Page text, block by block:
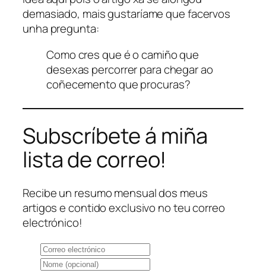
demasiado, mais gustaríame que facervos
unha pregunta:
Como cres que é o camiño que
desexas percorrer para chegar ao
coñecemento que procuras?
Subscríbete á miña
lista de correo!
Recibe un resumo mensual dos meus
artigos e contido exclusivo no teu correo
electrónico!